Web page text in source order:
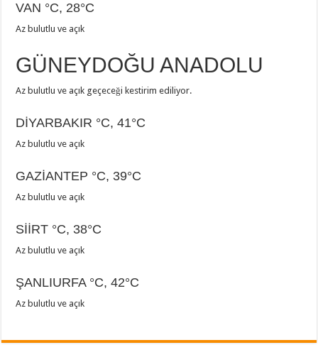
VAN °C, 28°C
Az bulutlu ve açık
GÜNEYDOĞU ANADOLU
Az bulutlu ve açık geçeceği kestirim ediliyor.
DİYARBAKIR °C,41°C
Az bulutlu ve açık
GAZİANTEP °C, 39°C
Az bulutlu ve açık
SİİRT °C, 38°C
Az bulutlu ve açık
ŞANLIURFA °C,42°C
Az bulutlu ve açık